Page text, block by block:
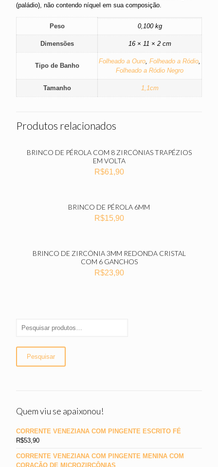
(paládio), não contendo níquel em sua composição.
Peso 0,100 kg
Dimensões 16 × 11 × 2 cm
Tipo de Banho
Folheado a Ouro, Folheado a Ródio,
Folheado a Ródio Negro
Tamanho 1,1cm
Produtos relacionados
BRINCO DE PÉROLA COM 8 ZIRCÔNIAS TRAPÉZIOS
EM VOLTA
R$61,90
BRINCO DE PÉROLA 6MM
R$15,90
BRINCO DE ZIRCÔNIA 3MM REDONDA CRISTAL
COM 6 GANCHOS
R$23,90
Pesquisar
Quem viu se apaixonou!
CORRENTE VENEZIANA COM PINGENTE ESCRITO FÉ
R$53,90
CORRENTE VENEZIANA COM PINGENTE MENINA COM
CORAÇÃO DE MICROZIRCÔNIAS